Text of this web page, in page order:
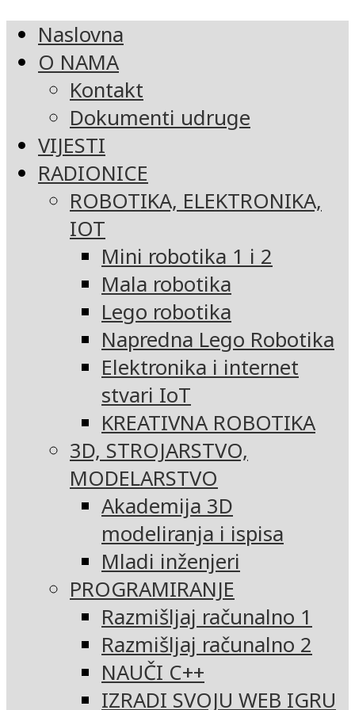
Naslovna
O NAMA
Kontakt
Dokumenti udruge
VIJESTI
RADIONICE
ROBOTIKA, ELEKTRONIKA,
IOT
Mini robotika 1 i 2
Mala robotika
Lego robotika
Napredna Lego Robotika
Elektronika i internet
stvari IoT
KREATIVNA ROBOTIKA
3D, STROJARSTVO,
MODELARSTVO
Akademija 3D
modeliranja i ispisa
Mladi inženjeri
PROGRAMIRANJE
Razmišljaj računalno 1
Razmišljaj računalno 2
NAUČI C++
IZRADI SVOJU WEB IGRU